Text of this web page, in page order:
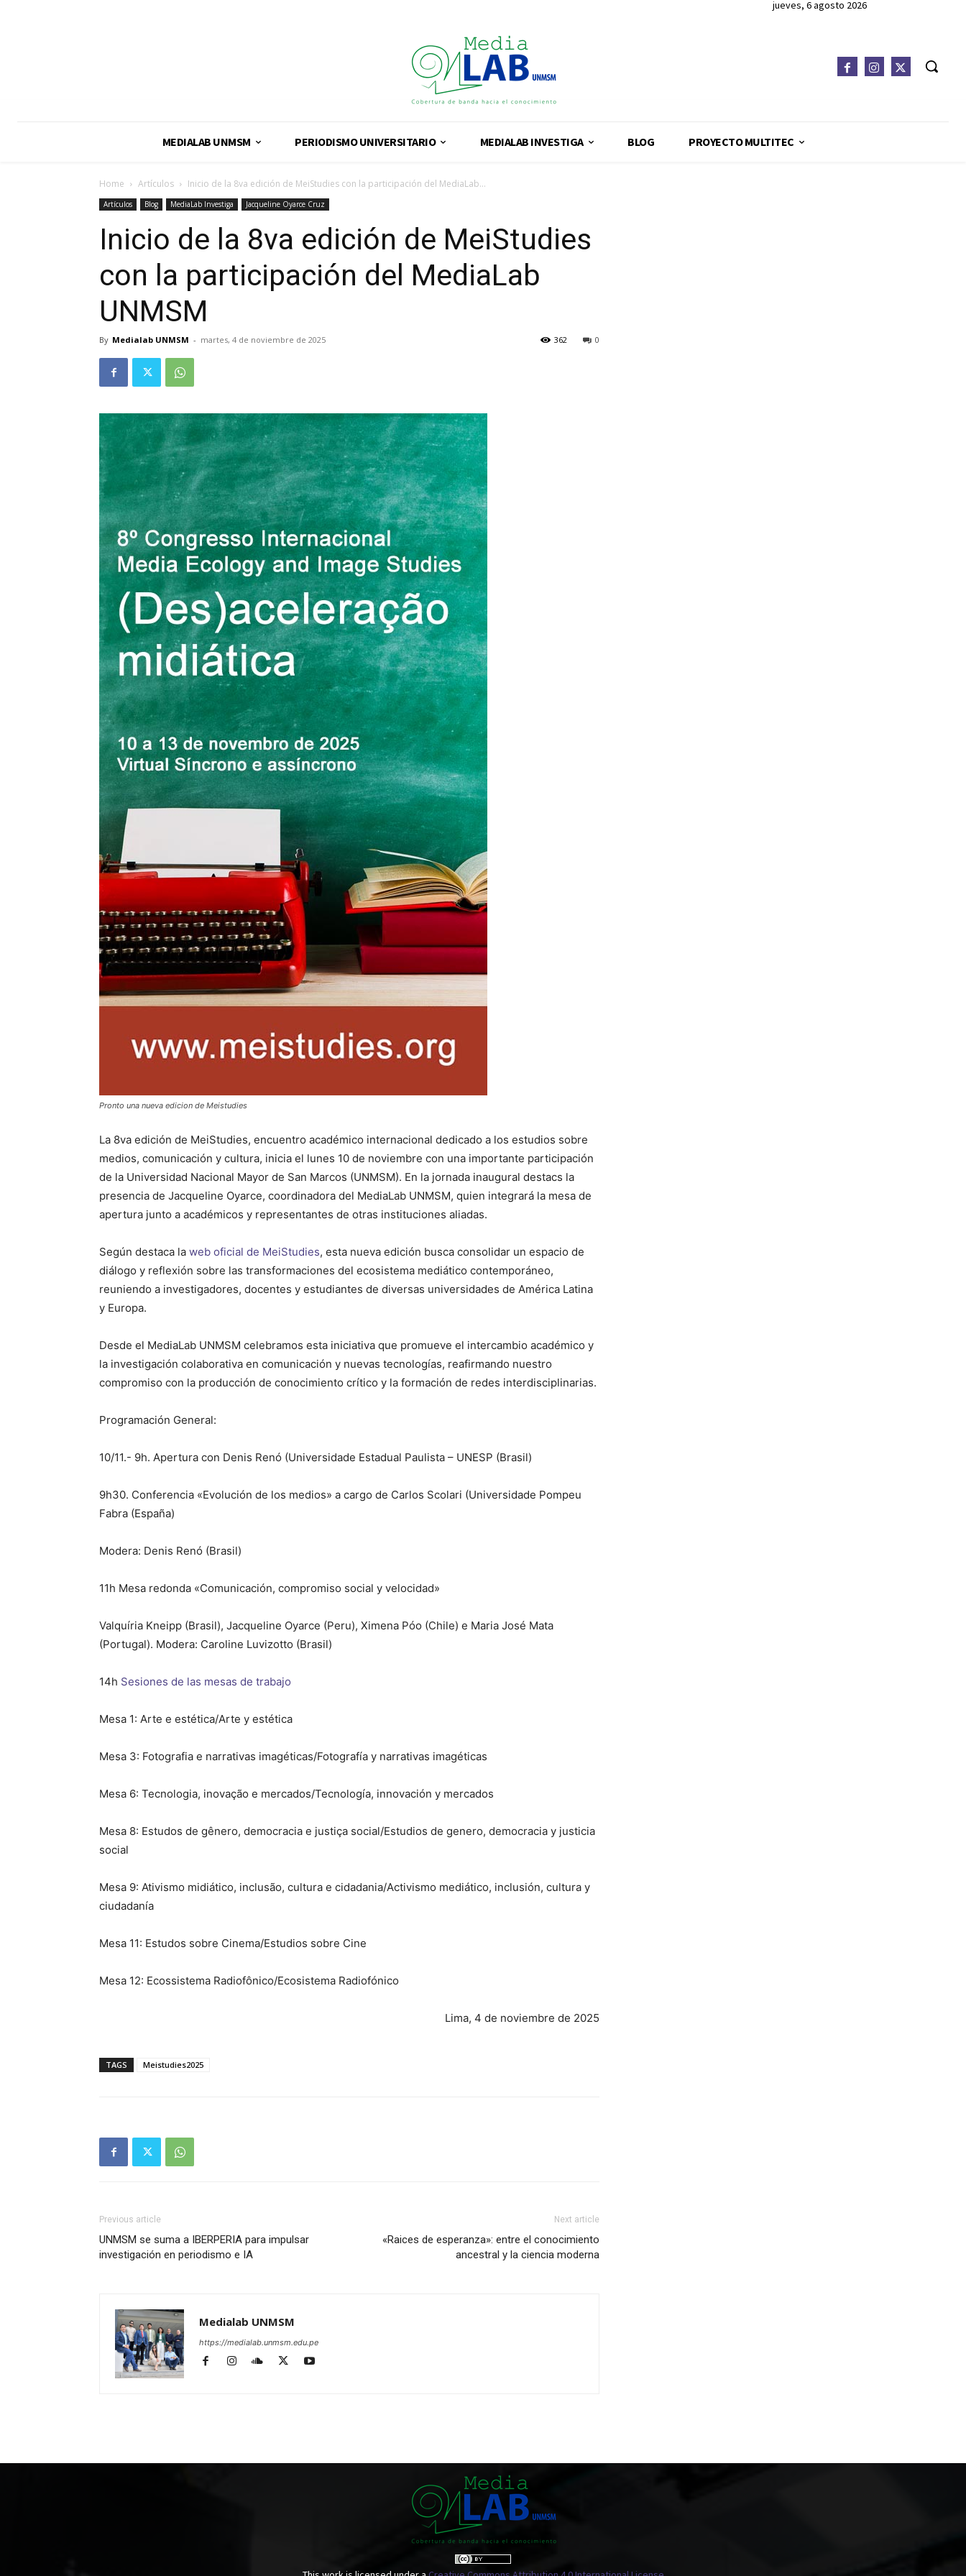
jueves, 6 agosto 2026
MEDIALAB UNMSM PERIODISMO UNIVERSITARIO MEDIALAB INVESTIGA BLOG PROYECTO MULTITEC
Home Artículos Inicio de la 8va edición de MeiStudies con la participación del MediaLab...
Artículos Blog MediaLab Investiga Jacqueline Oyarce Cruz
Inicio de la 8va edición de MeiStudies
con la participación del MediaLab
UNMSM
By Medialab UNMSM - martes, 4 de noviembre de 2025 0
362
Pronto una nueva edicion de Meistudies
La 8va edición de MeiStudies, encuentro académico internacional dedicado a los estudios sobre
medios, comunicación y cultura, inicia el lunes 10 de noviembre con una importante participación
de la Universidad Nacional Mayor de San Marcos (UNMSM). En la jornada inaugural destacs la
presencia de Jacqueline Oyarce, coordinadora del MediaLab UNMSM, quien integrará la mesa de
apertura junto a académicos y representantes de otras instituciones aliadas.
Según destaca la web oficial de MeiStudies, esta nueva edición busca consolidar un espacio de
diálogo y reflexión sobre las transformaciones del ecosistema mediático contemporáneo,
reuniendo a investigadores, docentes y estudiantes de diversas universidades de América Latina
y Europa.
Desde el MediaLab UNMSM celebramos esta iniciativa que promueve el intercambio académico y
la investigación colaborativa en comunicación y nuevas tecnologías, reafirmando nuestro
compromiso con la producción de conocimiento crítico y la formación de redes interdisciplinarias.
Programación General:
10/11.- 9h. Apertura con Denis Renó (Universidade Estadual Paulista – UNESP (Brasil)
9h30. Conferencia «Evolución de los medios» a cargo de Carlos Scolari (Universidade Pompeu
Fabra (España)
Modera: Denis Renó (Brasil)
11h Mesa redonda «Comunicación, compromiso social y velocidad»
Valquíria Kneipp (Brasil), Jacqueline Oyarce (Peru), Ximena Póo (Chile) e Maria José Mata
(Portugal). Modera: Caroline Luvizotto (Brasil)
14h Sesiones de las mesas de trabajo
Mesa 1: Arte e estética/Arte y estética
Mesa 3: Fotografia e narrativas imagéticas/Fotografía y narrativas imagéticas
Mesa 6: Tecnologia, inovação e mercados/Tecnología, innovación y mercados
Mesa 8: Estudos de gênero, democracia e justiça social/Estudios de genero, democracia y justicia
social
Mesa 9: Ativismo midiático, inclusão, cultura e cidadania/Activismo mediático, inclusión, cultura y
ciudadanía
Mesa 11: Estudos sobre Cinema/Estudios sobre Cine
Mesa 12: Ecossistema Radiofônico/Ecosistema Radiofónico
Lima, 4 de noviembre de 2025
TAGS Meistudies2025
Previous article
UNMSM se suma a IBERPERIA para impulsar
investigación en periodismo e IA
Next article
«Raices de esperanza»: entre el conocimiento
ancestral y la ciencia moderna
Medialab UNMSM
https://medialab.unmsm.edu.pe